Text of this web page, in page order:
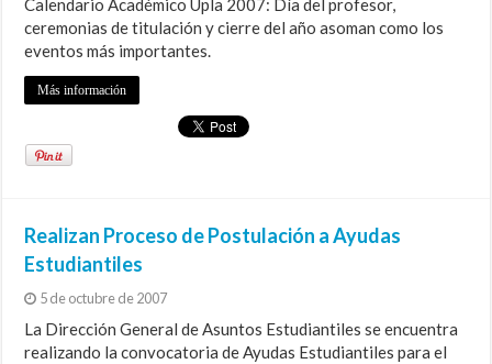
Calendario Académico Upla 2007: Día del profesor,
ceremonias de titulación y cierre del año asoman como los
eventos más importantes.
Más información
Realizan Proceso de Postulación a Ayudas
Estudiantiles
5 de octubre de 2007
La Dirección General de Asuntos Estudiantiles se encuentra
realizando la convocatoria de Ayudas Estudiantiles para el